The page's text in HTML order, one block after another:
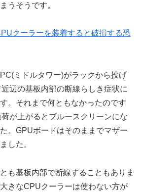
うそうです。
クーラーを装着すると破損する恐
ミドルタワー)がラックから投げ
辺の基板内部の断線らしき症状に
。それまで何ともなかったのです
が上がるとブルースクリーンにな
。GPUボードはそのままでマザー
した。
も基板内部で断線することもありま
きなCPUクーラーは使わない方が